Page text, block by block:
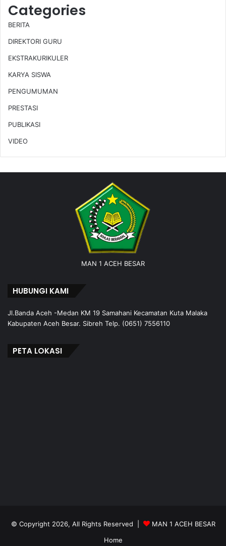
Categories
BERITA
DIREKTORI GURU
EKSTRAKURIKULER
KARYA SISWA
PENGUMUMAN
PRESTASI
PUBLIKASI
VIDEO
MAN 1 ACEH BESAR
HUBUNGI KAMI
Jl.Banda Aceh -Medan KM 19 Samahani Kecamatan Kuta Malaka
Kabupaten Aceh Besar. Sibreh Telp. (0651) 7556110
PETA LOKASI
© Copyright 2026, All Rights Reserved |
MAN 1 ACEH BESAR
Home